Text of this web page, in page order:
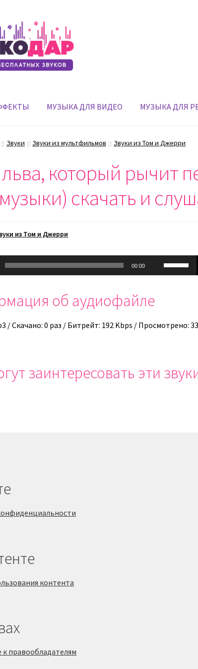
МУЗЫКА ДЛЯ ВИДЕО МУЗЫКА ДЛЯ
Звуки Звуки из мультфильмов Звуки из Том и Джерри
льва, который рычит
скачать и
из Том и Джерри
00:00
клавиши
об аудиофайле
/ Скачано: 0 раз / Битрейт: 192 Kbps / Просмотрено:
заинтересовать эти
контента
правообладателям